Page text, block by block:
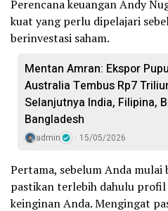
Perencana keuangan Andy
kuat yang perlu dipelajari
berinvestasi saham.
Mentan Amran: Ekspor
Australia Tembus Rp7
Selanjutnya India, Filipina,
Bangladesh
admin 15/05/2026
Pertama, sebelum Anda mulai
pastikan terlebih dahulu profil
keinginan Anda. Mengingat